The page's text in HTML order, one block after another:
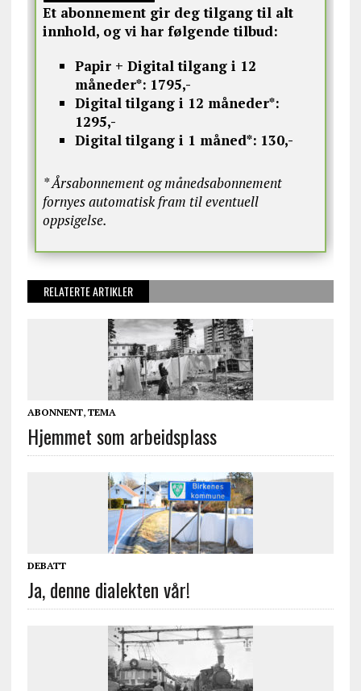
Et abonnement gir deg tilgang til alt
innhold, og vi har følgende tilbud:
Papir + Digital tilgang i 12
måneder*: 1795,-
Digital tilgang i 12 måneder*:
1295,-
Digital tilgang i 1 måned*: 130,-
* Årsabonnement og månedsabonnement
fornyes automatisk fram til eventuell
oppsigelse.
RELATERTE ARTIKLER
ABONNENT, TEMA
Hjemmet som arbeidsplass
DEBATT
Ja, denne dialekten vår!